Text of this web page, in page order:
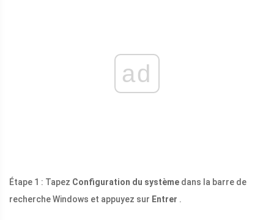
ad
Étape 1 : Tapez Configuration du système dans la barre de
recherche Windows et appuyez sur Entrer .